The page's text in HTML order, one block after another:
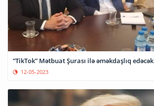
“TikTok” Mətbuat Şurası ilə əməkdaşlıq edəcək
12-05-2023